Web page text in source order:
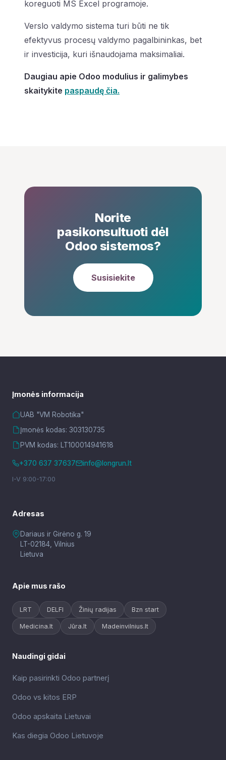
koreguoti MS Excel programoje.
Verslo valdymo sistema turi būti ne tik
efektyvus procesų valdymo pagalbininkas, bet
ir investicija, kuri išnaudojama maksimaliai.
Daugiau apie Odoo modulius ir galimybes
skaitykite paspaudę čia.
Norite
pasikonsultuoti dėl
Odoo sistemos?
Susisiekite
Įmonės informacija
UAB "VM Robotika"
Įmonės kodas: 303130735
PVM kodas: LT100014941618
+370 637 37637 info@longrun.lt
I-V 9:00-17:00
Adresas
Dariaus ir Girėno g. 19
LT-02184, Vilnius
Lietuva
Apie mus rašo
LRT DELFI Žinių radijas Bzn start
Medicina.lt Jūra.lt Madeinvilnius.lt
Naudingi gidai
Kaip pasirinkti Odoo partnerį
Odoo vs kitos ERP
Odoo apskaita Lietuvai
Kas diegia Odoo Lietuvoje